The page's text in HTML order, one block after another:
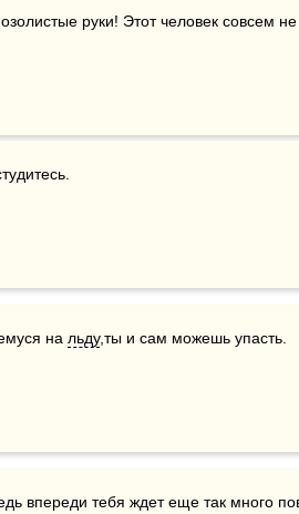
на льду,ты и сам можешь упасть.
впереди тебя ждет еще так много